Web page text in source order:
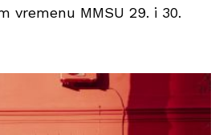
vremenu MMSU 29. i 30.